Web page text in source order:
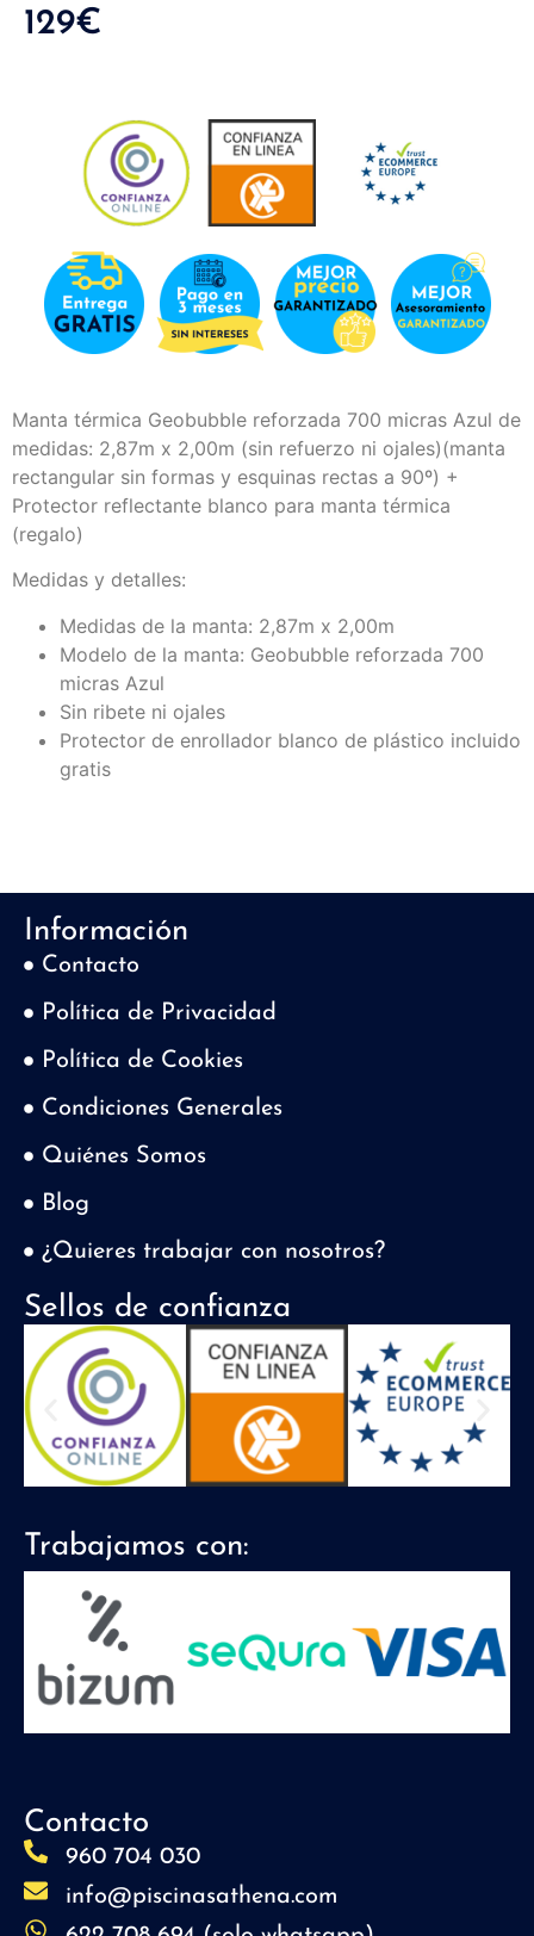
129€
Manta térmica Geobubble reforzada 700 micras Azul de
medidas: 2,87m x 2,00m (sin refuerzo ni ojales)(manta
rectangular sin formas y esquinas rectas a 90º) +
Protector reflectante blanco para manta térmica
(regalo)
Medidas y detalles:
Medidas de la manta: 2,87m x 2,00m
Modelo de la manta: Geobubble reforzada 700
micras Azul
Sin ribete ni ojales
Protector de enrollador blanco de plástico incluido
gratis
Información
Contacto
Política de Privacidad
Política de Cookies
Condiciones Generales
Quiénes Somos
Blog
¿Quieres trabajar con nosotros?
Sellos de confianza
Trabajamos con:
Contacto
960 704 030
info@piscinasathena.com